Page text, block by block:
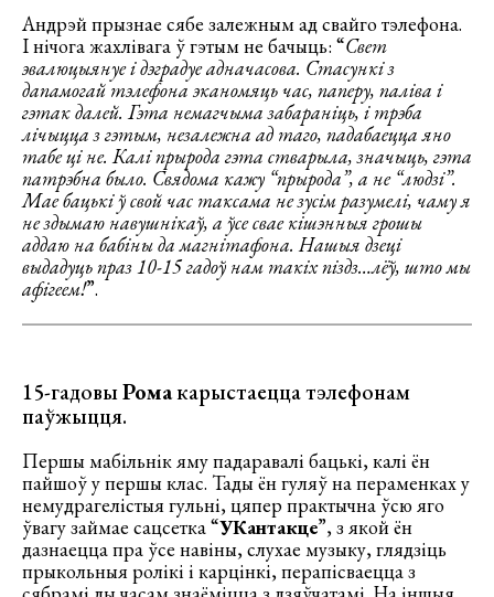
Андрэй прызнае сябе залежным ад свайго тэлефона.
І нічога жахлівага ў гэтым не бачыць: “Свет
эвалюцыянуе і дэградуе адначасова. Стасункі з
дапамогай тэлефона эканомяць час, паперу, паліва і
гэтак далей. Гэта немагчыма забараніць, і трэба
лічыцца з гэтым, незалежна ад таго, падабаецца яно
табе ці не. Калі прырода гэта стварыла, значыць, гэта
патрэбна было. Свядома кажу “прырода”, а не “людзі”.
Мае бацькі ў свой час таксама не зусім разумелі, чаму я
не здымаю навушнікаў, а ўсе свае кішэнныя грошы
аддаю на бабіны да магнітафона. Нашыя дзеці
выдадуць праз 10-15 гадоў нам такіх піздз…лёў, што мы
афігеем!”.
15-гадовыРомакарыстаецца тэлефонам
паўжыцця.
Першы мабільнік яму падаравалі бацькі, калі ён
пайшоў у першы клас. Тады ён гуляў на пераменках у
немудрагелістыя гульні, цяпер практычна ўсю яго
ўвагу займае сацсетка “УКантакце”, з якой ён
дазнаецца пра ўсе навіны, слухае музыку, глядзіць
прыкольныя ролікі і карцінкі, перапісваецца з